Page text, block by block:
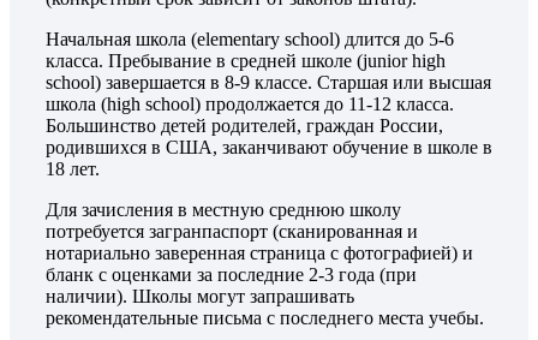
Начальная школа (elementary school) длится до 5-6
класса. Пребывание в средней школе (junior high
school) завершается в 8-9 классе. Старшая или высшая
школа (high school) продолжается до 11-12 класса.
Большинство детей родителей, граждан России,
родившихся в США, заканчивают обучение в школе в
18 лет.
Для зачисления в местную среднюю школу
потребуется загранпаспорт (сканированная и
нотариально заверенная страница с фотографией) и
бланк с оценками за последние 2-3 года (при
наличии). Школы могут запрашивать
рекомендательные письма с последнего места учебы.